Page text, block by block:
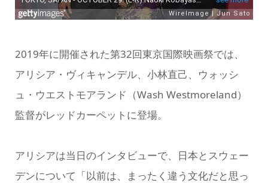
2019年に開催された第32回東京国際映画祭では、
アリシア・ヴィキャンデル、小林直己、ウォッシ
ュ・ウエストモアランド（Wash Westmoreland）
監督がレッドカーペットに登場。
アリシアは当日のインタビューで、日本とスウェー
デンについて「以前は、まったく違う文化だと思っ